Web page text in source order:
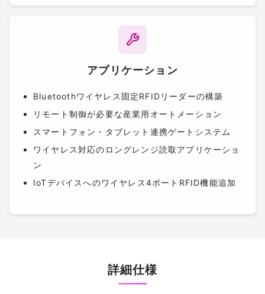
アプリケーション
Bluetoothワイヤレス固定RFIDリーダーの構築
リモート制御が必要な産業用オートメーション
スマートフォン・タブレット連携ゲートシステム
ワイヤレス対応のロングレンジ読取アプリケーショ
ン
IoTデバイスへのワイヤレス4ポートRFID機能追加
詳細仕様